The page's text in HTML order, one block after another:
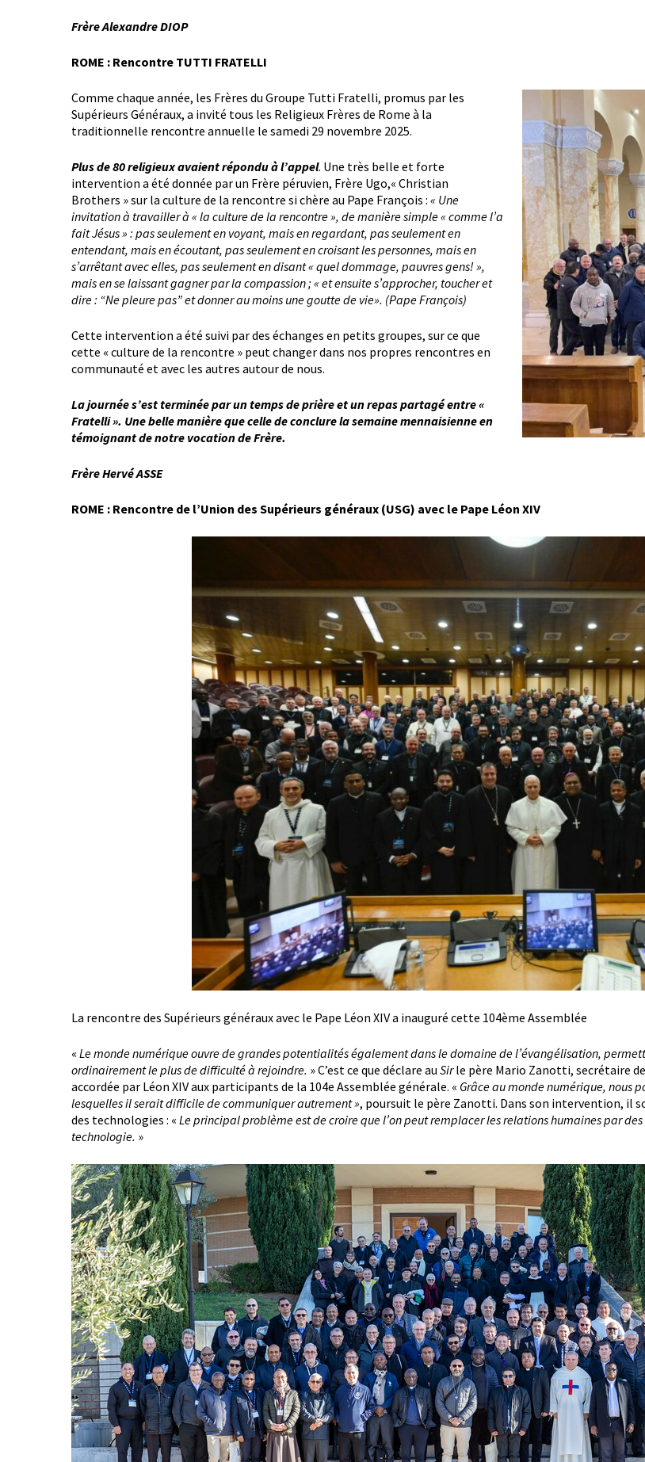
Frère Alexandre DIOP
ROME : Rencontre TUTTI FRATELLI
Comme chaque année, les Frères du Groupe Tutti Fratelli, promus par les
Supérieurs Généraux, a invité tous les Religieux Frères de Rome à la
traditionnelle rencontre annuelle le samedi 29 novembre 2025.
Plus de 80 religieux avaient répondu à l’appel. Une très belle et forte
intervention a été donnée par un Frère péruvien, Frère Ugo,« Christian
Brothers » sur la culture de la rencontre si chère au Pape François : « Une
invitation à travailler à « la culture de la rencontre », de manière simple « comme l’a
fait Jésus » : pas seulement en voyant, mais en regardant, pas seulement en
entendant, mais en écoutant, pas seulement en croisant les personnes, mais en
s’arrêtant avec elles, pas seulement en disant « quel dommage, pauvres gens! »,
mais en se laissant gagner par la compassion ; « et ensuite s’approcher, toucher et
dire : “Ne pleure pas” et donner au moins une goutte de vie». (Pape François)
Cette intervention a été suivi par des échanges en petits groupes, sur ce que
cette « culture de la rencontre » peut changer dans nos propres rencontres en
communauté et avec les autres autour de nous.
La journée s’est terminée par un temps de prière et un repas partagé entre «
Fratelli ». Une belle manière que celle de conclure la semaine mennaisienne en
témoignant de notre vocation de Frère.
Frère Hervé ASSE
ROME : Rencontre de l’Union des Supérieurs généraux (USG) avec le Pape Léon XIV
La rencontre des Supérieurs généraux avec le Pape Léon XIV a inauguré cette 104ème Assemblée
« Le monde numérique ouvre de grandes potentialités également dans le domaine de l’évangélisation,
ordinairement le plus de difficulté à rejoindre. » C’est ce que déclare au Sirle père Mario Zanotti, secrétaire de
accordée par Léon XIV aux participants de la 104e Assemblée générale. « Grâce au monde numérique, nous
lesquelles il serait difficile de communiquer autrement », poursuit le père Zanotti. Dans son intervention, il
des technologies : « Le principal problème est de croire que l’on peut remplacer les relations humaines par
technologie. »